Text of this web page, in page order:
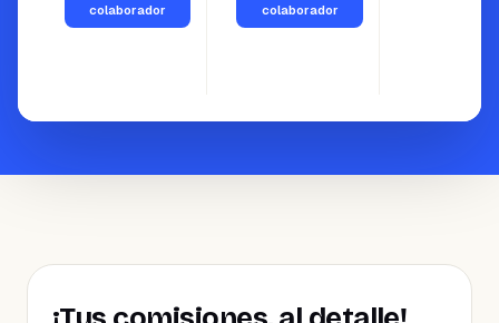
colaborador
colaborador